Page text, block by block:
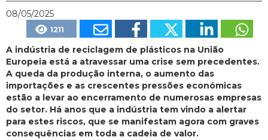
08/05/2025
1211
A indústria de reciclagem de plásticos na União
Europeia está a atravessar uma crise sem precedentes.
A queda da produção interna, o aumento das
importações e as crescentes pressões económicas
estão a levar ao encerramento de numerosas empresas
do setor. Há anos que a indústria tem vindo a alertar
para estes riscos, que se manifestam agora com graves
consequências em toda a cadeia de valor.